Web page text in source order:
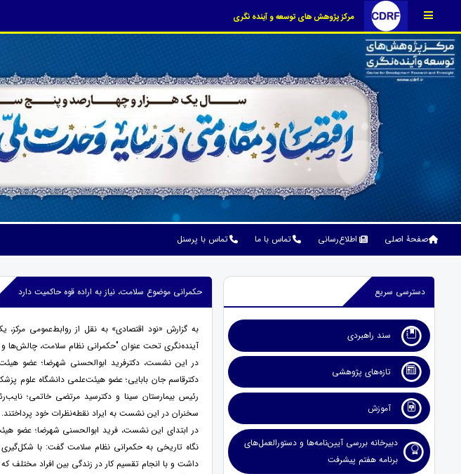
مرکز پژوهش های توسعه و آینده نگری
صفحۀ اصلی اطلاع‌رسانی تماس با ما تماس با پرسنل
دسترسی سریع
سند راهبردی
تازه‌های پژوهشی
آموزش
دبیرخانه بررسی آیین‌نامه‌ها و دستورالعمل‌های
برنامه هفتم پیشرفت
حکمرانی موضوع سلامت، نیاز به اراده قوه حاکمیت دارد
به گزارش «نود اقتصادی» به نقل از روابط‌عمومی
آینده‌نگری تحت عنوان "حکمرانی نظام سلامت، چالش‌ها
در این نشست، دکترفرید ابوالحسنی شهرضا؛ عضو
دکترقاسم جان بابایی؛ عضو هیئت‌علمی دانشگاه علوم
رئیس بیمارستان سینا و دکترسید مرتضی خاتمی؛
سخنران در این نشست به ایراد نقطه‌نظرات خود پرداختند.
در ابتدای این نشست، فرید ابوالحسنی شهرضا؛ عضو
نگاه تاریخی به حکمرانی نظام سلامت گفت: با
داشت و با انجام تقسیم کار در زندگی بین افراد